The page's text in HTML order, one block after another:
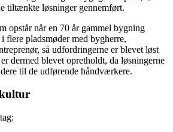
tiltænkte løsninger gennemført.
opstår når en 70 år gammel bygning
flere pladsmøder med bygherre,
så udfordringerne er blevet løst
dermed blevet opretholdt, da løsningerne
til de udførende håndværkere.